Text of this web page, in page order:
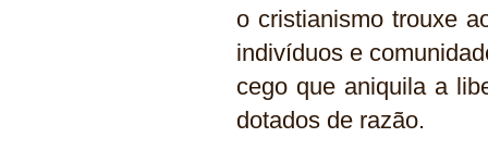
o cristianismo trouxe
indivíduos e
cego que aniquila a
dotados de razão.